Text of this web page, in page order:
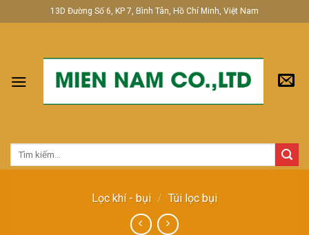
to
13D Đường Số 6, KP 7, Bình Tân, Hồ Chí Minh, Việt Nam
Tìm
Lọc khí - bụi / Túi lọc bụi